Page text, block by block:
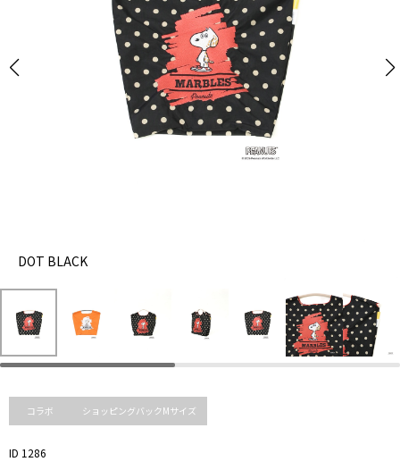
コラボ ショッピングバックMサイズ
ID 1286
DOT BLACK
オ